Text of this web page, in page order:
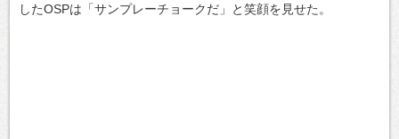
したOSPは「サンプレーチョークだ」と笑顔を見せた。